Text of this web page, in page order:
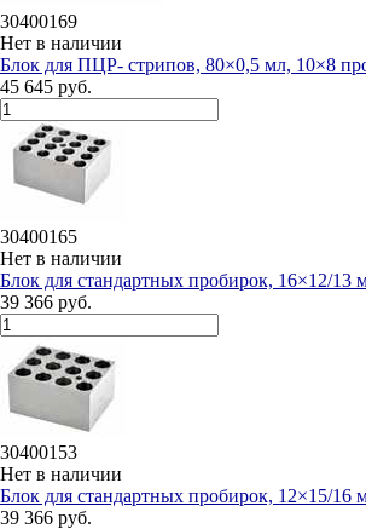
30400169
Нет в наличии
Блок для ПЦР- стрипов, 80×0,5 мл, 10×8
45 645 руб.
30400165
Нет в наличии
Блок для стандартных пробирок, 16×12/13
39 366 руб.
30400153
Нет в наличии
Блок для стандартных пробирок, 12×15/16
39 366 руб.